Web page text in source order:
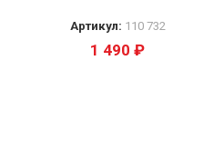
Артикул: 110 732
1 490 ₽